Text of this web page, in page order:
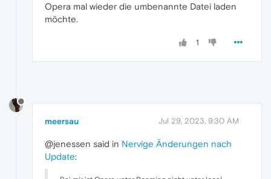
Opera mal wieder die umbenannte Datei laden
möchte.
1
meersau Jul 29, 2023, 9:30 AM
@jenessen said in Nervige Änderungen nach
Update: